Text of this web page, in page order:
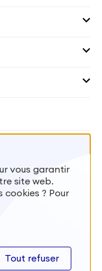
aux
vous garantir
site web.
? Pour
Tout refuser